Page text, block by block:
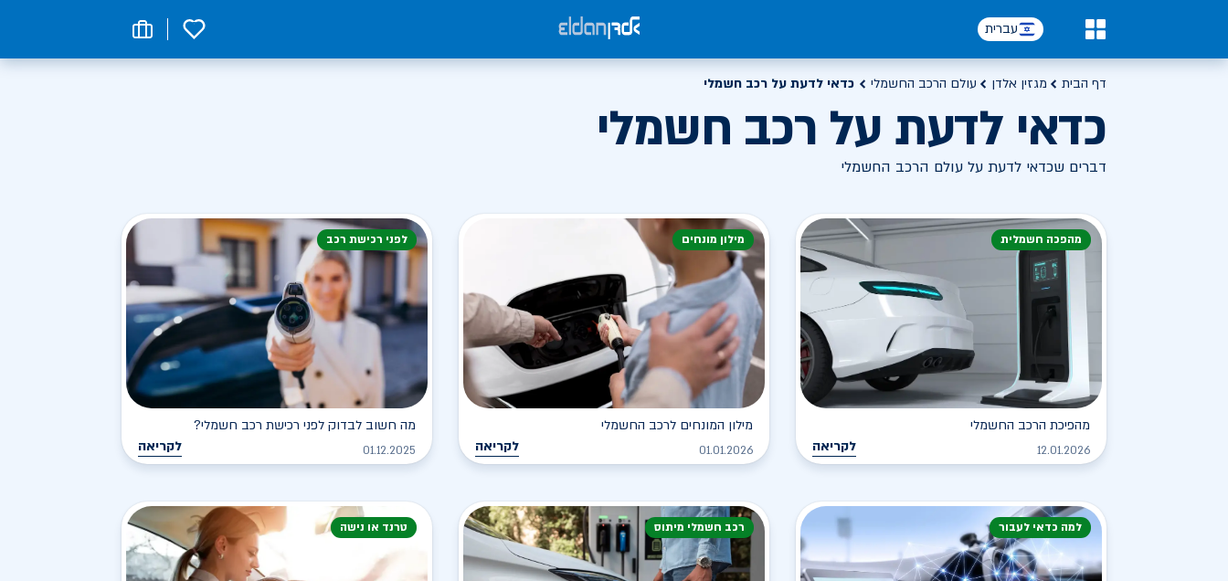
עברית 0
דף הבית מגזין אלדן עולם הרכב החשמלי כדאי לדעת על רכב חשמלי
כדאי לדעת על רכב חשמלי
דברים שכדאי לדעת על עולם הרכב החשמלי
מהפכה חשמלית
מהפיכת הרכב החשמלי
12.01.2026 לקריאה
מילון מונחים
מילון המונחים לרכב החשמלי
01.01.2026 לקריאה
לפני רכישת רכב
מה חשוב לבדוק לפני רכישת רכב חשמלי?
01.12.2025 לקריאה
למה כדאי לעבור רכב חשמלי מיתוס טרנד או נישה